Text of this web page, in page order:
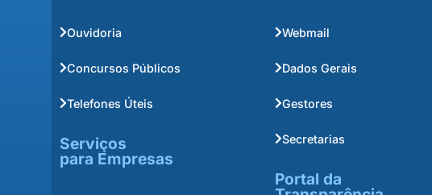
Ouvidoria
Concursos Públicos
Telefones Úteis
Serviços
para Empresas
Webmail
Dados Gerais
Gestores
Secretarias
Portal da